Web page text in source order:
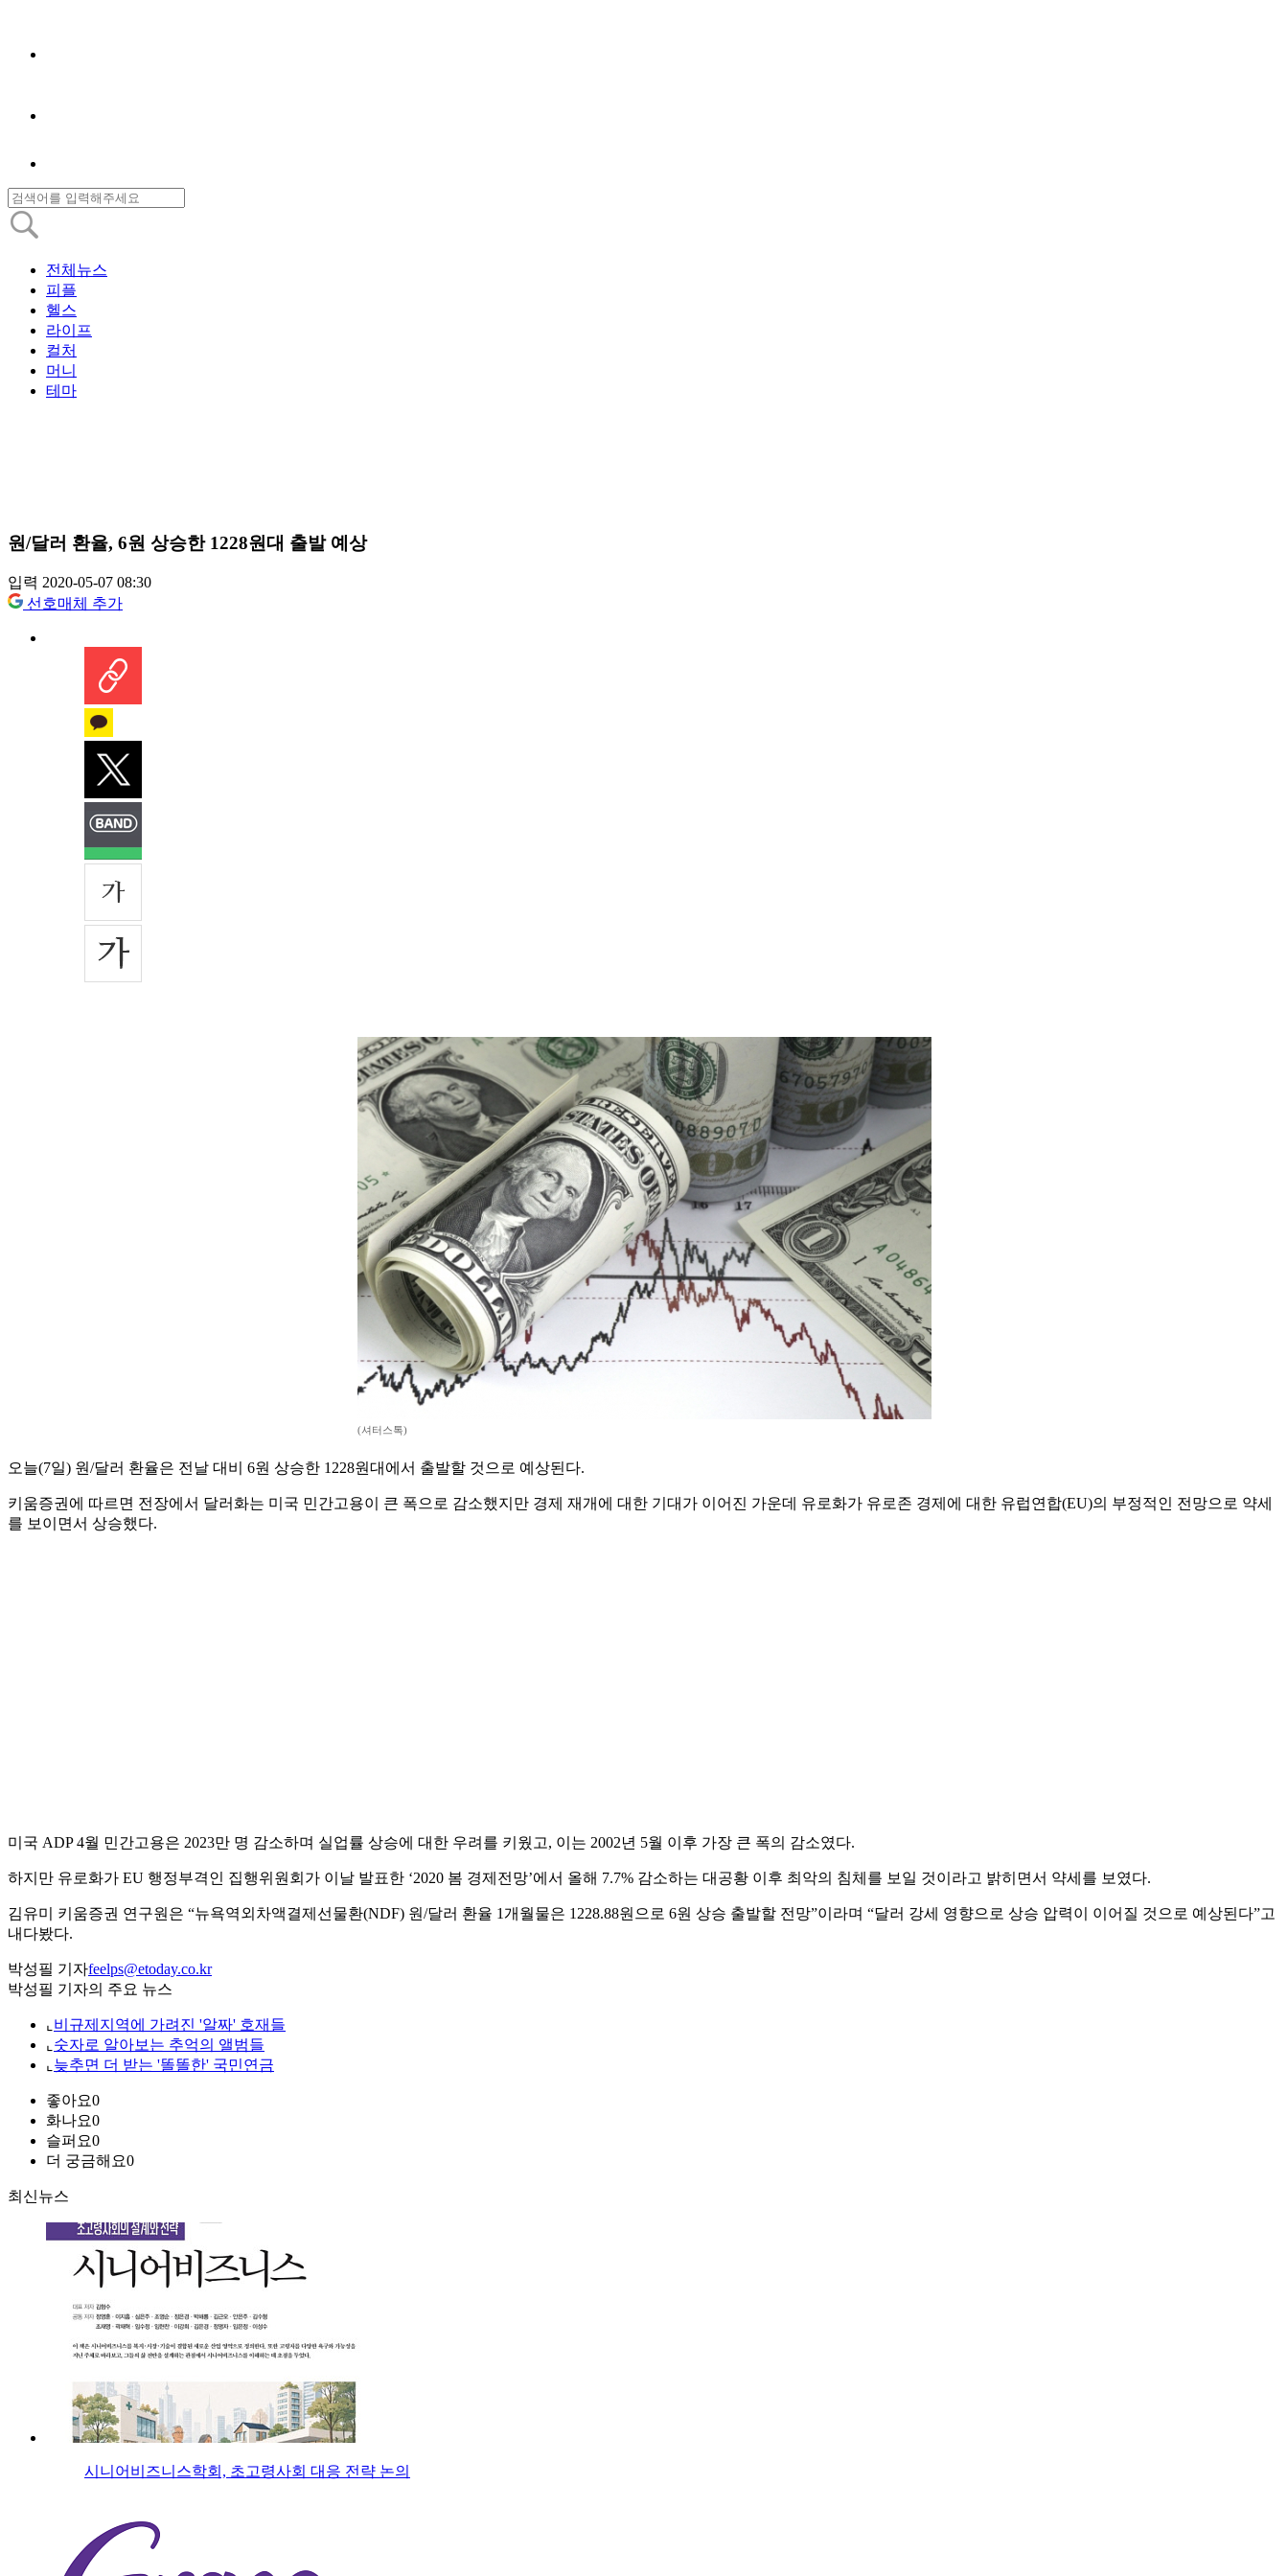
전체뉴스
피플
헬스
라이프
컬처
머니
테마
원/달러 환율, 6원 상승한 1228원대 출발 예상
입력 2020-05-07 08:30
선호매체 추가
(셔터스톡)
오늘(7일) 원/달러 환율은 전날 대비 6원 상승한 1228원대에서 출발할 것으로 예상된다.
키움증권에 따르면 전장에서 달러화는 미국 민간고용이 큰 폭으로 감소했지만 경제 재개에 대한 기대가 이어진 가운데 유로화가 유로존 경제에 대한 유럽연합(EU)의 부정적인 전망으로 약세
를 보이면서 상승했다.
미국 ADP 4월 민간고용은 2023만 명 감소하며 실업률 상승에 대한 우려를 키웠고, 이는 2002년 5월 이후 가장 큰 폭의 감소였다.
하지만 유로화가 EU 행정부격인 집행위원회가 이날 발표한 ‘2020 봄 경제전망’에서 올해 7.7% 감소하는 대공황 이후 최악의 침체를 보일 것이라고 밝히면서 약세를 보였다.
김유미 키움증권 연구원은 “뉴욕역외차액결제선물환(NDF) 원/달러 환율 1개월물은 1228.88원으로 6원 상승 출발할 전망”이라며 “달러 강세 영향으로 상승 압력이 이어질 것으로 예상된다”고
내다봤다.
박성필 기자feelps@etoday.co.kr
박성필 기자의 주요 뉴스
⌞ 비규제지역에 가려진 '알짜' 호재들
⌞ 숫자로 알아보는 추억의 앨범들
⌞ 늦추면 더 받는 '똘똘한' 국민연금
좋아요0
화나요0
슬퍼요0
더 궁금해요0
최신뉴스
시니어비즈니스학회, 초고령사회 대응 전략 논의